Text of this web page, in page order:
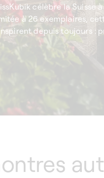
célèbre la Suisse
à 26 exemplaires,
depuis toujours :